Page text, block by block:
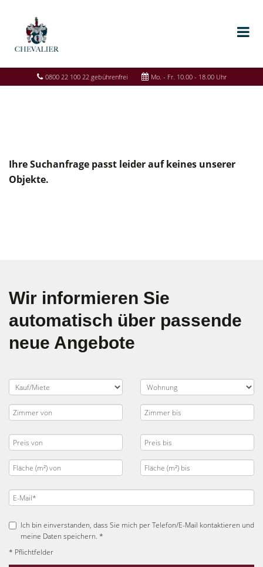
0800 22 100 22 gebührenfrei Mo. - Fr. 10.00 - 18.00 Uhr
Ihre Suchanfrage passt leider auf keines unserer
Objekte.
Wir informieren Sie
automatisch über passende
neue Angebote
Ich bin einverstanden, dass Sie mich per Telefon/E-Mail kontaktieren und
meine Daten speichern. *
* Pflichtfelder